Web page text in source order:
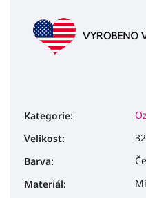
Kategorie:
Velikost:
Barva:
Materiál: